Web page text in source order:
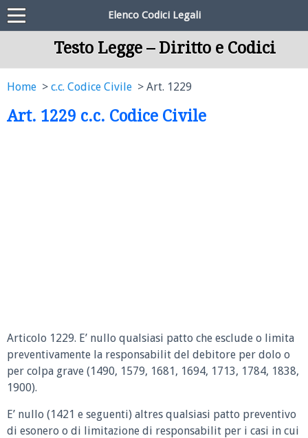
Elenco Codici Legali
Testo Legge – Diritto e Codici
Home c.c. Codice Civile Art. 1229
Art. 1229 c.c. Codice Civile
Articolo 1229. E’ nullo qualsiasi patto che esclude o limita
preventivamente la responsabilit del debitore per dolo o
per colpa grave (1490, 1579, 1681, 1694, 1713, 1784, 1838,
1900).
E’ nullo (1421 e seguenti) altres qualsiasi patto preventivo
di esonero o di limitazione di responsabilit per i casi in cui